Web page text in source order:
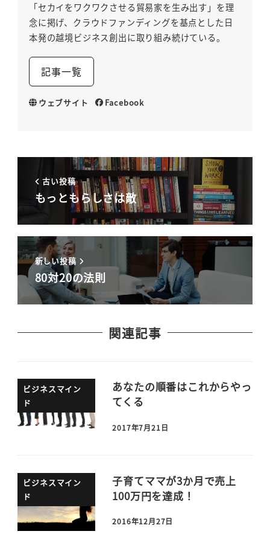
「セカイをワクワクさせる貿易家を生み出す」を理
念に掲げ、クラウドファンディングを基点とした日
本発の越境ビジネス創出に取り組み続けている。
記事一覧
ウェブサイト Facebook
古い投稿
もっともらしさは敵
新しい投稿
80対20の法則
関連記事
ビジネスマイン
ド
あなたの順番はこれからやっ
てくる
2017年7月21日
ビジネスマイン
ド
子育てママが3か月で売上
100万円を達成！
2016年12月27日